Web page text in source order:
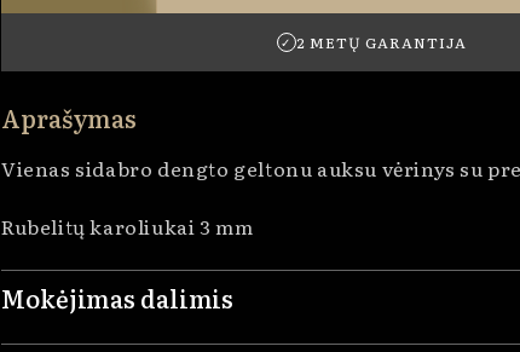
✓ 2 METŲ GARANTIJA
Aprašymas
Vienas sidabro dengto geltonu auksu vėrinys su
Rubelitų karoliukai3 mm
Mokėjimas dalimis